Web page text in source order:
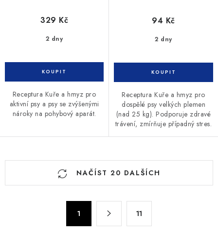
2 dny
329 Kč
Receptura Kuře a hmyz pro
aktivní psy a psy se zvýšenými
nároky na pohybový aparát.
2 dny
94 Kč
Receptura Kuře a hmyz pro
dospělé psy velkých plemen
(nad 25 kg). Podporuje zdravé
trávení, zmírňuje případný stres.
O
NAČÍST 20 DALŠÍCH
1 11